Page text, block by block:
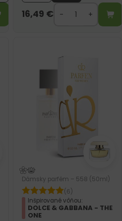
16,49 €
Dámsky parfém – 558 (50ml)
(6)
Inšpirované vôňou:
DOLCE & GABBANA - THE
ONE